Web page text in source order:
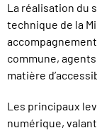
La réalisation du
technique de la
commune,
matière
Les principaux
numérique,